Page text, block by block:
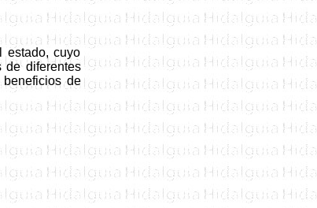
estado, cuyo
de diferentes
de